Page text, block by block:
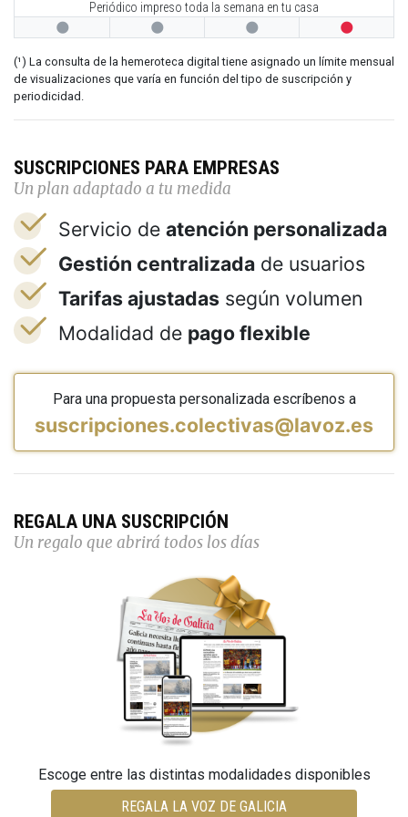
Periódico impreso toda la semana en tu casa
   
(¹) La consulta de la hemeroteca digital tiene asignado un límite mensual
de visualizaciones que varía en función del tipo de suscripción y
periodicidad.
SUSCRIPCIONES PARA EMPRESAS
Un plan adaptado a tu medida
Servicio de atención personalizada
Gestión centralizada de usuarios
Tarifas ajustadas según volumen
Modalidad de pago flexible
Para una propuesta personalizada escríbenos a
suscripciones.colectivas@lavoz.es
REGALA UNA SUSCRIPCIÓN
Un regalo que abrirá todos los días
Escoge entre las distintas modalidades disponibles
REGALA LA VOZ DE GALICIA